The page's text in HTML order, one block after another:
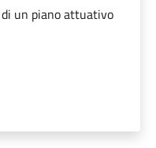
un piano attuativo